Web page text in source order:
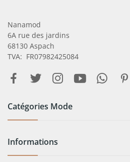
Nanamod
6A rue des jardins
68130 Aspach
TVA: FR07982425084
Catégories Mode
Informations